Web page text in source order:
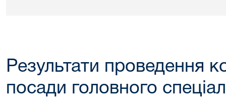
Результати проведення
посади головного